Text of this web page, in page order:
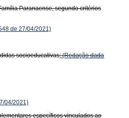
Paranaense, segundo critérios
de 27/04/2021)
socioeducativas;(Redação dada
04/2021)
específicos vinculados ao